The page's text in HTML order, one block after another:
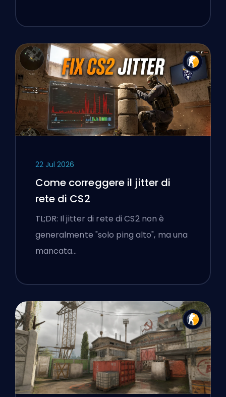
22 Jul 2026
Come correggere il jitter di
rete di CS2
TL;DR: Il jitter di rete di CS2 non è
generalmente "solo ping alto", ma una
mancata…